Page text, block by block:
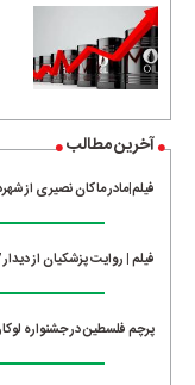
آخرین مطالب
فیلم|مادر ماکان نصیری از
فیلم | روایت پزشکیان از دیدار 7 ساعته با رهبر معظم انقلاب
پرچم فلسطین در جشنواره